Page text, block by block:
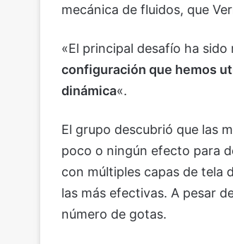
mecánica de fluidos, que
«El principal desafío ha
configuración que hemos
dinámica«.
El grupo descubrió que las
poco o ningún efecto para
con múltiples capas de tela
las más efectivas. A pesar
número de gotas.